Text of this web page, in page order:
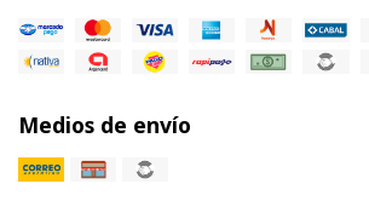
Medios de envío